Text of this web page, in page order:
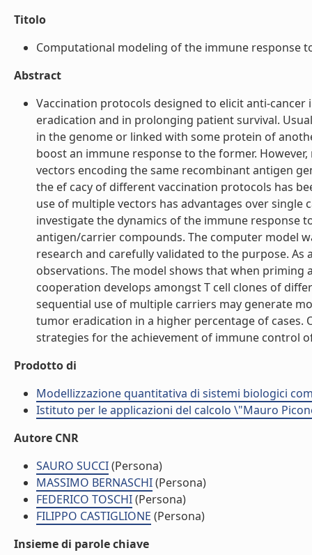
Titolo
Computational modeling of the immune response
Abstract
Vaccination protocols designed to elicit anti-
eradication and in prolonging patient survival.
in the genome or linked with some protein of
boost an immune response to the former.
vectors encoding the same recombinant antigen
the ef cacy of different vaccination protocols has
use of multiple vectors has advantages over
investigate the dynamics of the immune response
antigen/carrier compounds. The computer model
research and carefully validated to the purpose.
observations. The model shows that when
cooperation develops amongst T cell clones of
sequential use of multiple carriers may generate
tumor eradication in a higher percentage of
strategies for the achievement of immune control
Prodotto di
Modellizzazione quantitativa di sistemi biologici
Istituto per le applicazioni del calcolo \"Mauro
Autore CNR
SAURO SUCCI(Persona)
MASSIMO BERNASCHI(Persona)
FEDERICO TOSCHI(Persona)
FILIPPO CASTIGLIONE (Persona)
Insieme di parole chiave